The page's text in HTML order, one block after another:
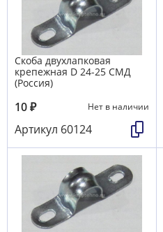
Скоба двухлапковая
крепежная D 24-25 СМД
(Россия)
10₽ Нет в наличии
Артикул 60124